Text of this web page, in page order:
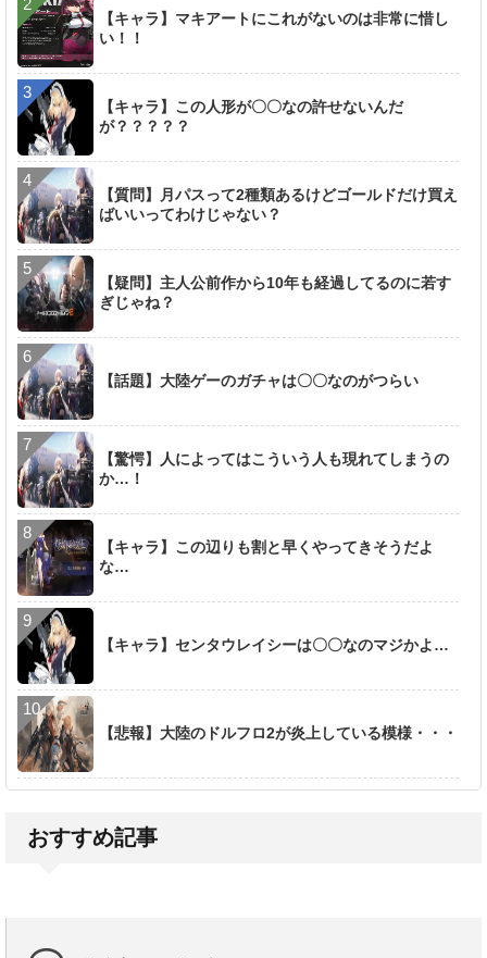
【キャラ】マキアートにこれがないのは非常に惜し
い！！
【キャラ】この人形が〇〇なの許せないんだ
が？？？？？
【質問】月パスって2種類あるけどゴールドだけ買え
ばいいってわけじゃない？
【疑問】主人公前作から10年も経過してるのに若す
ぎじゃね？
【話題】大陸ゲーのガチャは〇〇なのがつらい
【驚愕】人によってはこういう人も現れてしまうの
か…！
【キャラ】この辺りも割と早くやってきそうだよ
な…
【キャラ】センタウレイシーは〇〇なのマジかよ…
【悲報】大陸のドルフロ2が炎上している模様・・・
おすすめ記事